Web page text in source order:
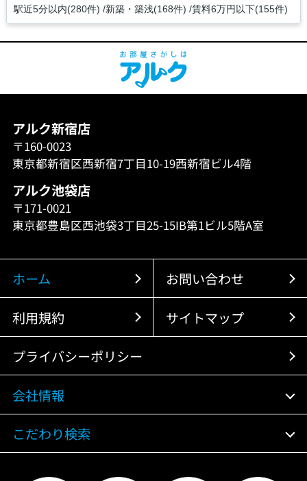
駅近5分以内(280件) 新築・築浅(168件) 賃料6万円以下(155件)
アルク新宿店
〒160-0023
東京都新宿区西新宿7丁目10-19西新宿ビル4階
アルク池袋店
〒171-0021
東京都豊島区西池袋3丁目25-15IB第1ビル5階A室
ホーム お問い合わせ
利用規約 サイトマップ
プライバシーポリシー
会社情報
こだわり検索